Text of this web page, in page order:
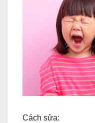
Cách sửa: